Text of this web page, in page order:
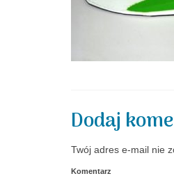
Dodaj
Twój adres e-mail nie
Komentarz